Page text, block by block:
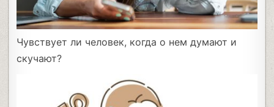
Чувствует ли человек, когда о нем думают и
скучают?